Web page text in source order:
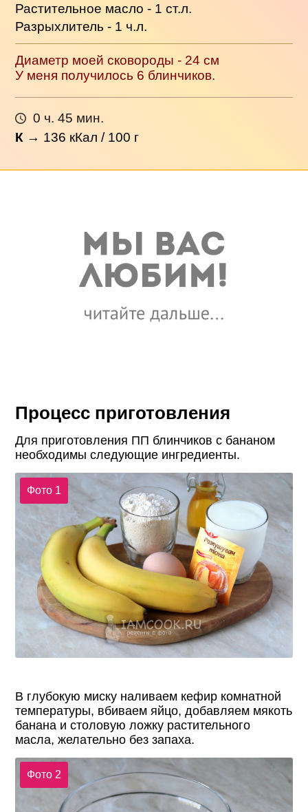
Растительное масло - 1 ст.л.
Разрыхлитель - 1 ч.л.
Диаметр моей сковороды - 24 см
У меня получилось 6 блинчиков.
0 ч. 45 мин.
К → 136 кКал / 100 г
Процесс приготовления
Для приготовления ПП блинчиков с бананом
необходимы следующие ингредиенты.
Фото 1
В глубокую миску наливаем кефир комнатной
температуры, вбиваем яйцо, добавляем мякоть
банана и столовую ложку растительного
масла, желательно без запаха.
Фото 2